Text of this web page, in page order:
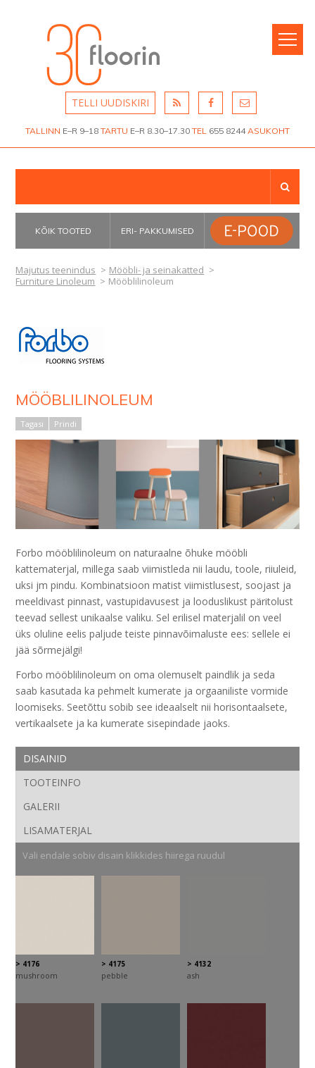
TELLI UUDISKIRI
TALLINN E–R 9–18 TARTU E–R 8.30–17.30 TEL 655 8244ASUKOHT
KAUBANDUS
TEENINDUS
HARIDUS
SPORT
VABA
AEG
TÖÖSTUS
TRANSPORT
KÕIK TOOTED ERI- PAKKUMISED
Majutus teenindus > Mööbli- ja seinakatted >
Furniture Linoleum > Mööblilinoleum
MATERJALID
Oikos värvid ja krohvid
Keraamilised plaadid
Puitpõrandad
Laminaat
Linoleum
PVC kate eluruumidesse
Plaatvaibad
Rullvaibad
Kootud vinüülvaibad
Turvapõrandad
Puhastusalad
Kärgplaadid
Kunstmuru
Mööbli- ja seinakatted
Furniture Linoleum
Bulletin Board
MÖÖBLILINOLEUM
Tagasi Prindi
Forbo mööblilinoleum on naturaalne õhuke mööbli
kattematerjal, millega saab viimistleda nii laudu, toole, riiuleid,
uksi jm pindu. Kombinatsioon matist viimistlusest, soojast ja
meeldivast pinnast, vastupidavusest ja looduslikust päritolust
teevad sellest unikaalse valiku. Sel erilisel materjalil on veel
üks oluline eelis paljude teiste pinnavõimaluste ees: sellele ei
jää sõrmejälgi!
Forbo mööblilinoleum on oma olemuselt paindlik ja seda
saab kasutada ka pehmelt kumerate ja orgaaniliste vormide
loomiseks. Seetõttu sobib see ideaalselt nii horisontaalsete,
vertikaalsete ja ka kumerate sisepindade jaoks.
DISAINID
TOOTEINFO
GALERII
LISAMATERJAL
Vali endale sobiv disain klikkides hiirega ruudul
> 4176
mushroom
> 4175
pebble
> 4132
ash